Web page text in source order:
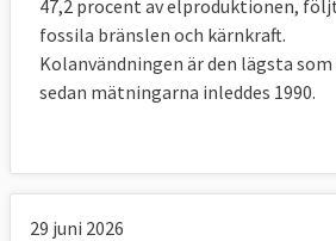
47,2 procent av elproduktionen,
fossila bränslen och kärnkraft.
Kolanvändningen är den lägsta
sedan mätningarna inleddes 1990.
29 juni 2026